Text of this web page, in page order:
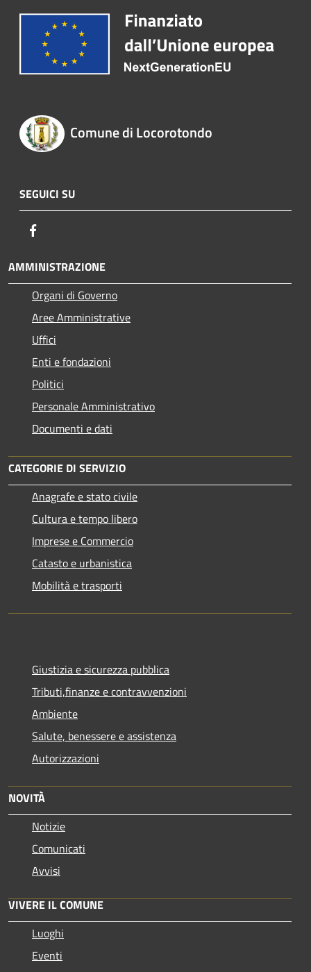
Comune di Locorotondo
SEGUICI SU
AMMINISTRAZIONE
Organi di Governo
Aree Amministrative
Uffici
Enti e fondazioni
Politici
Personale Amministrativo
Documenti e dati
CATEGORIE DI SERVIZIO
Anagrafe e stato civile
Cultura e tempo libero
Imprese e Commercio
Catasto e urbanistica
Mobilità e trasporti
Giustizia e sicurezza pubblica
Tributi,finanze e contravvenzioni
Ambiente
Salute, benessere e assistenza
Autorizzazioni
NOVITÀ
Notizie
Comunicati
Avvisi
VIVERE IL COMUNE
Luoghi
Eventi